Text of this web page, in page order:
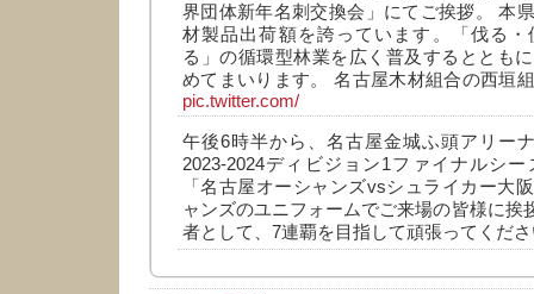
界団体新年名刺交換会」にてご挨拶。 本
材製品出荷額を誇っています。「伐る
る」の循環型林業を広く普及するととも
めてまいります。 名古屋木材組合の西垣
pic.twitter.com/
午後6時半から、名古屋金城ふ頭アリー
2023-2024ディビジョン1ファイナルシ
「名古屋オーシャンズvsシュライカー大
ャンズのユニフォームでご来場の皆様に挨
者として、7連覇を目指して頑張ってくだ